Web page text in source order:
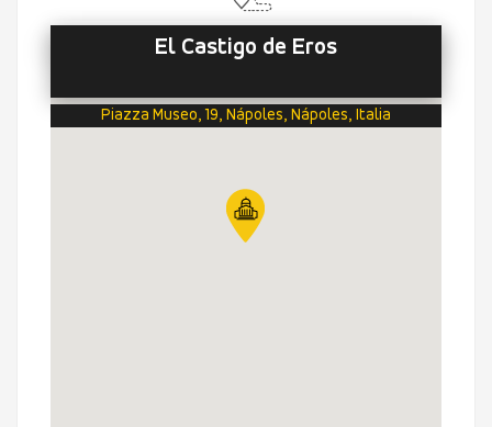
El Castigo de Eros
Piazza Museo, 19, Nápoles, Nápoles, Italia